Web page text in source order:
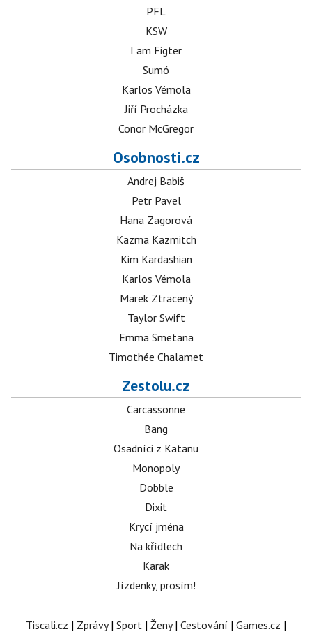
PFL
KSW
I am Figter
Sumó
Karlos Vémola
Jiří Procházka
Conor McGregor
Osobnosti.cz
Andrej Babiš
Petr Pavel
Hana Zagorová
Kazma Kazmitch
Kim Kardashian
Karlos Vémola
Marek Ztracený
Taylor Swift
Emma Smetana
Timothée Chalamet
Zestolu.cz
Carcassonne
Bang
Osadníci z Katanu
Monopoly
Dobble
Dixit
Krycí jména
Na křídlech
Karak
Jízdenky, prosím!
Tiscali.cz | Zprávy| Sport | Ženy| Cestování | Games.cz |